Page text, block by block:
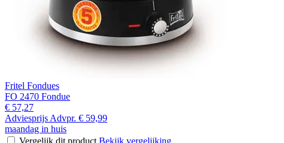
Fritel Fondues
FO 2470 Fondue
€ 57,27
Adviesprijs Advpr. € 59,99
maandag in huis